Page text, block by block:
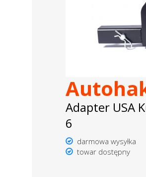
Adapter USA
6
darmowa wysyłka
towar dostępny